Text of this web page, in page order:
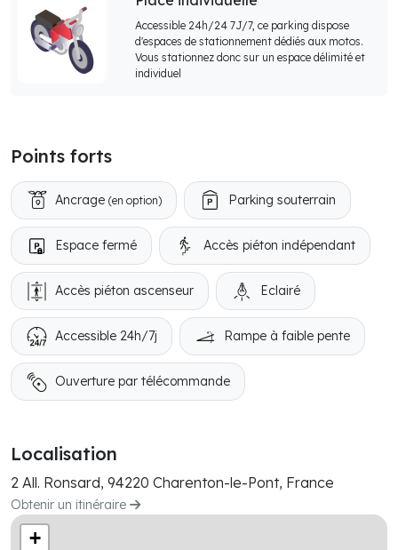
Accessible 24h/24 7J/7, ce parking dispose
d'espaces de stationnement dédiés aux motos.
Vous stationnez donc sur un espace délimité et
individuel
Points forts
Ancrage (en option) Parking souterrain
Espace fermé Accès piéton indépendant
Accès piéton ascenseur Eclairé
Accessible 24h/7j Rampe à faible pente
Ouverture par télécommande
Localisation
2 All. Ronsard, 94220 Charenton-le-Pont, France
Obtenir un itinéraire
+